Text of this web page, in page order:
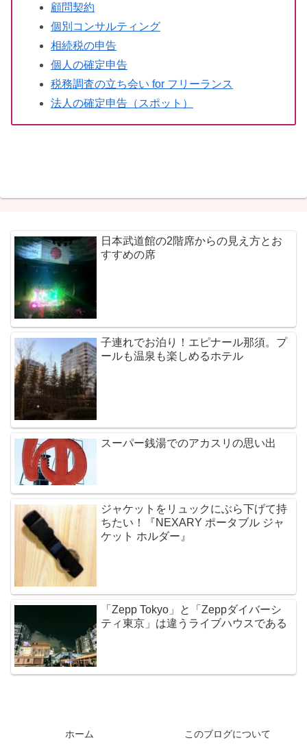
顧問契約
個別コンサルティング
相続税の申告
個人の確定申告
税務調査の立ち会い for フリーランス
法人の確定申告（スポット）
日本武道館の2階席からの見え方とお
すすめの席
子連れでお泊り！エピナール那須。プ
ールも温泉も楽しめるホテル
スーパー銭湯でのアカスリの思い出
ジャケットをリュックにぶら下げて持
ちたい！『NEXARY ポータブル ジャ
ケット ホルダー』
「Zepp Tokyo」と「Zeppダイバーシ
ティ東京」は違うライブハウスである
ホーム
このブログについて